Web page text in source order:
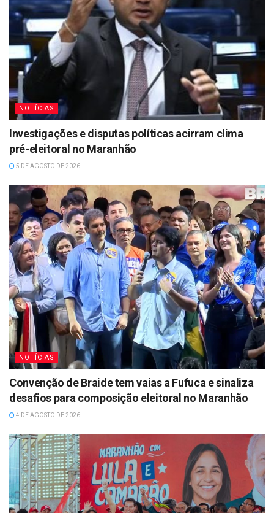
NOTÍCIAS
Investigações e disputas políticas acirram clima
pré-eleitoral no Maranhão
5 DE AGOSTO DE 2026
NOTÍCIAS
Convenção de Braide tem vaias a Fufuca e sinaliza
desafios para composição eleitoral no Maranhão
4 DE AGOSTO DE 2026